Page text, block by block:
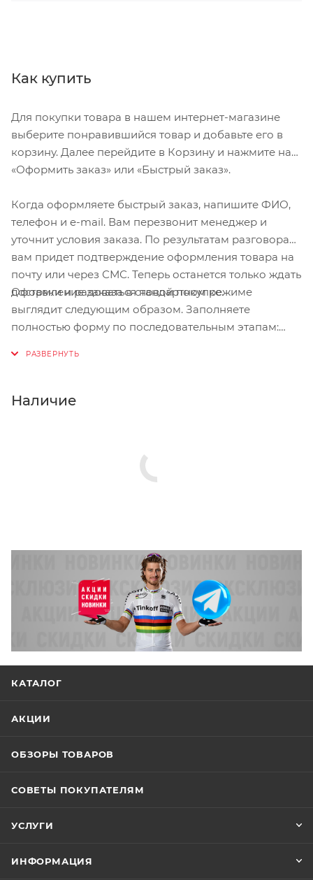
Как купить
Для покупки товара в нашем интернет-магазине
выберите понравившийся товар и добавьте его в
корзину. Далее перейдите в Корзину и нажмите на
«Оформить заказ» или «Быстрый заказ».
Когда оформляете быстрый заказ, напишите ФИО,
телефон и e-mail. Вам перезвонит менеджер и
уточнит условия заказа. По результатам разговора
вам придет подтверждение оформления товара на
почту или через СМС. Теперь останется только ждать
доставки и радоваться новой покупке.
Оформление заказа в стандартном режиме
выглядит следующим образом. Заполняете
полностью форму по последовательным этапам:
Нажмите кнопку «Оформить заказ».
Наличие
КАТАЛОГ
АКЦИИ
ОБЗОРЫ ТОВАРОВ
СОВЕТЫ ПОКУПАТЕЛЯМ
УСЛУГИ
ИНФОРМАЦИЯ